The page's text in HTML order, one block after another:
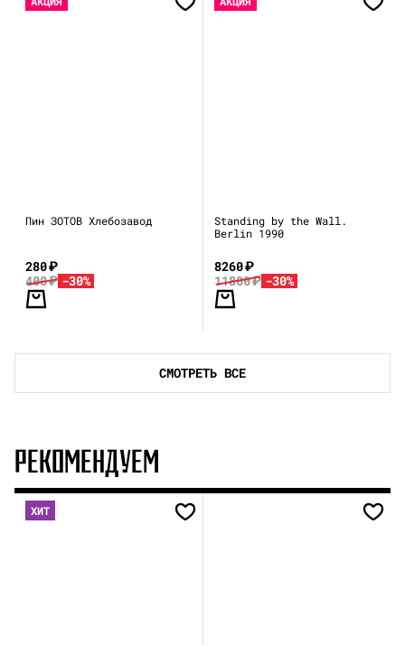
Пин ЗОТОВ Хлебозавод
280₽
400₽ -30%
Standing by the Wall.
Berlin 1990
8260₽
11800₽ -30%
СМОТРЕТЬ ВСЕ
РЕКОМЕНДУЕМ
ХИТ